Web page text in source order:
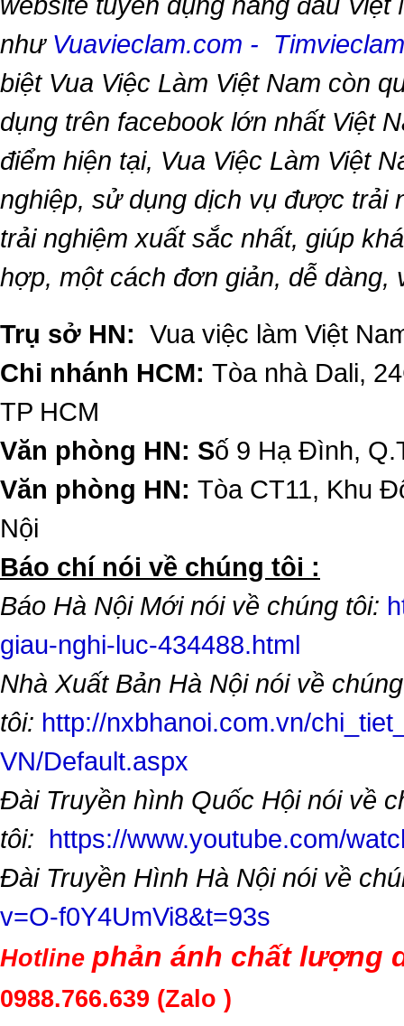
như Vuavieclam.com -
biệt Vua Việc Làm Việt Nam còn
dụng trên facebook lớn nhất Việt
điểm hiện tại, Vua Việc Làm Việt
nghiệp, sử dụng dịch vụ được trải
trải nghiệm xuất sắc nhất, giúp
hợp, một cách đơn giản, dễ dàng,
Trụ sở HN: Vua việc làm Việt
Chi nhánh HCM: Tòa nhà Dali,
TP HCM
Văn phòng HN: Số 9 Hạ Đình,
Văn phòng HN: Tòa CT11, Khu
Nội
​Báo chí nói về chúng tôi :
Báo Hà Nội Mới nói về chúng tôi:
giau-nghi-luc-434488.html
Nhà Xuất Bản Hà Nội nói về chúng
tôi: http://nxbhanoi.com.vn/
VN/Default.aspx
Đài Truyền hình Quốc Hội nói về
tôi: https://www.youtube.com/
Đài Truyền Hình Hà Nội nói về
v=O-f0Y4UmVi8&t=93s
Hotline phản ánh chất lượng
0988.766.639 (Zalo )